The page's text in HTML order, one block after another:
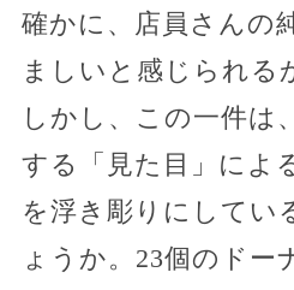
確かに、店員さんの
ましいと感じられる
しかし、この一件は
する「見た目」によ
を浮き彫りにしてい
ょうか。23個のドー